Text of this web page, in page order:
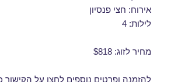
אירוח: חצי פנסיון
לילות: 4
מחיר לזוג: $818
להזמנה ופרטים נוספים לחצו על הקישור